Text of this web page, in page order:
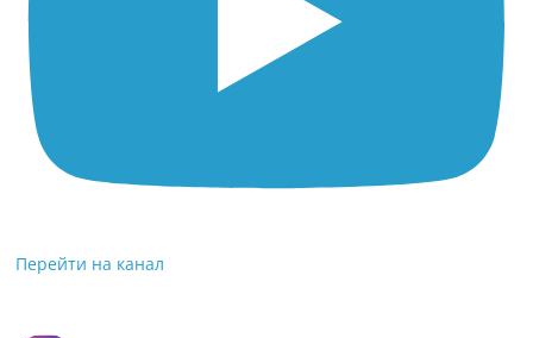
Перейти на канал